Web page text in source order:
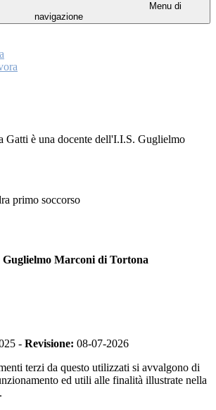
Menu di
navigazione
Gatti è una docente dell'I.I.S. Guglielmo
primo soccorso
Guglielmo Marconi di Tortona
- Revisione: 08-07-2026
terzi da questo utilizzati si avvalgono di
ed utili alle finalità illustrate nella
.